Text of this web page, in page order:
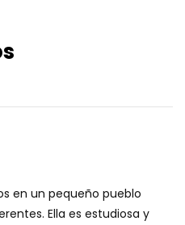
en un pequeño pueblo
Ella es estudiosa y